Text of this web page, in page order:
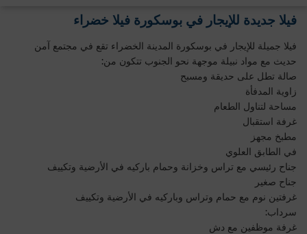
فيلا جديدة للإيجار في بوسكورة فيلا خضراء
فيلا جميلة للإيجار في بوسكورة المدينة الخضراء تقع في مجتمع آمن
حديث مع مواد نبيلة موجهة نحو الجنوب تتكون من:
صالة تطل على حديقة ومسبح
زاوية المدفأة
مساحة لتناول الطعام
غرفة استقبال
مطبخ مجهز
في الطابق العلوي
جناح رئيسي مع تراس وخزانة وحمام باركيه في الأرضية وتكييف
جناح صغير
غرفتين نوم مع حمام وتراس وباركيه في الأرضية وتكييف
سرداب:
غرفة موظفين مع دش